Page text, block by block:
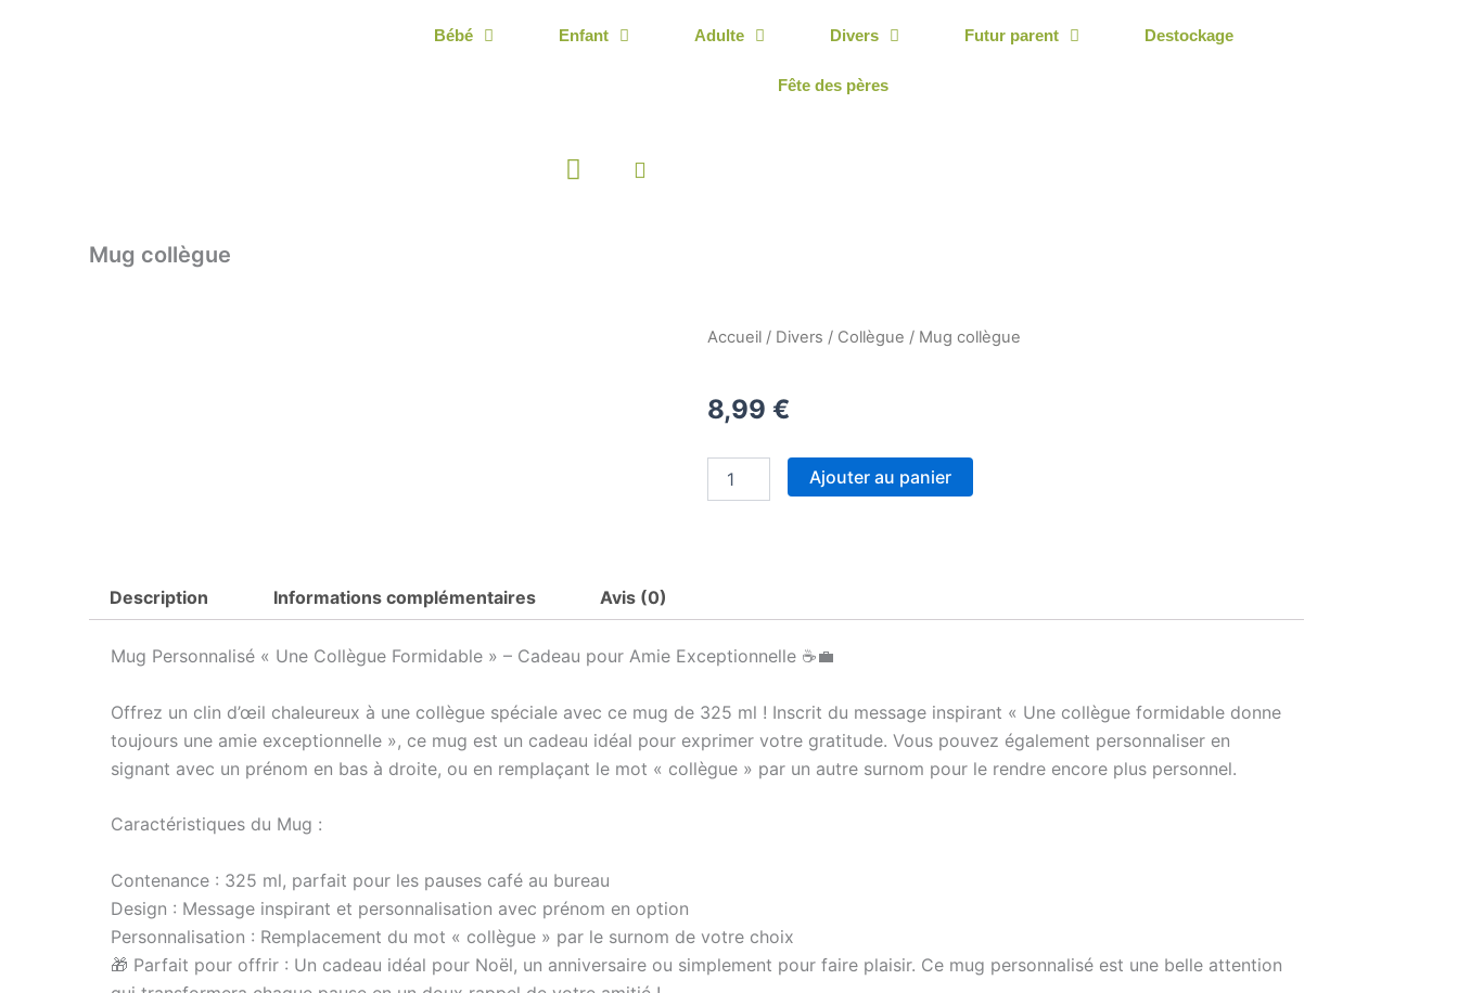
Bébé Enfant Adulte Divers Futur parent Destockage
Fête des pères
Panier
Mug collègue
Accueil / Divers / Collègue / Mug collègue
8,99 €
Ajouter au panier
Description Informations complémentaires Avis (0)
Mug Personnalisé « Une Collègue Formidable » – Cadeau pour Amie Exceptionnelle ☕💼
Offrez un clin d’œil chaleureux à une collègue spéciale avec ce mug de 325 ml ! Inscrit du message inspirant « Une collègue formidable donne
toujours une amie exceptionnelle », ce mug est un cadeau idéal pour exprimer votre gratitude. Vous pouvez également personnaliser en
signant avec un prénom en bas à droite, ou en remplaçant le mot « collègue » par un autre surnom pour le rendre encore plus personnel.
Caractéristiques du Mug :
Contenance : 325 ml, parfait pour les pauses café au bureau
Design : Message inspirant et personnalisation avec prénom en option
Personnalisation : Remplacement du mot « collègue » par le surnom de votre choix
🎁 Parfait pour offrir : Un cadeau idéal pour Noël, un anniversaire ou simplement pour faire plaisir. Ce mug personnalisé est une belle attention